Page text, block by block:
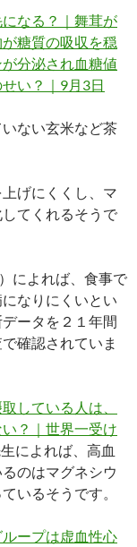
なる？｜舞茸が
糖質の吸収を穏
分泌され血糖値
い？｜9月3日
ない玄米など茶
げにくくし、マ
てくれるそうで
によれば、食事で
なりにくいとい
ータを２１年間
確認されていま
している人は、
？｜世界一受け
によれば、高血
のはマグネシウ
いるそうです。
ープは虚血性心